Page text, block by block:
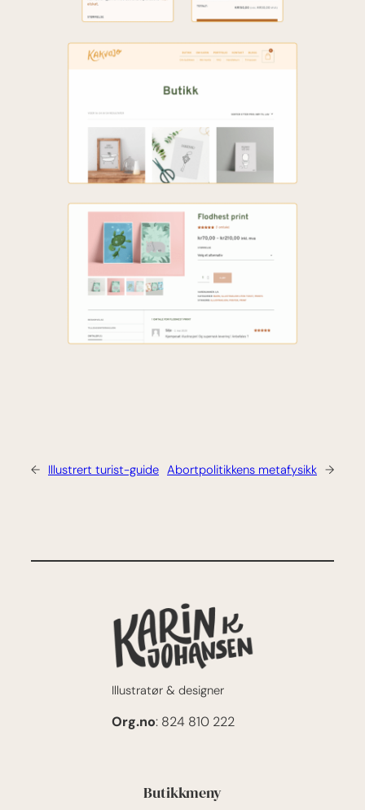
← Illustrert turist-guide Abort­politikkens meta­fysikk →
Illustratør & designer
Org.no: 824 810 222
Butikkmeny